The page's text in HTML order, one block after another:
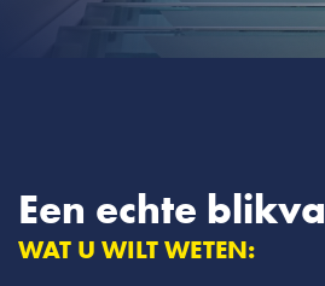
Een echte
WAT U WILT WETEN: